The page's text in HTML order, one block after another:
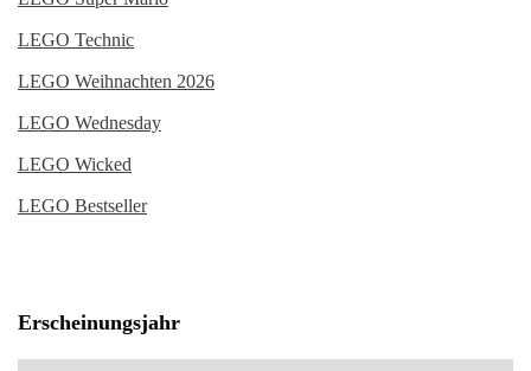
LEGO Technic
LEGO Weihnachten 2026
LEGO Wednesday
LEGO Wicked
LEGO Bestseller
Erscheinungsjahr